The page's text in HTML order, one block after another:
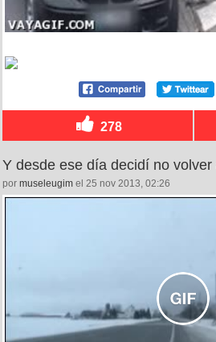
278
Y desde ese día decidí no
por museleugim el 25 nov 2013, 02:26